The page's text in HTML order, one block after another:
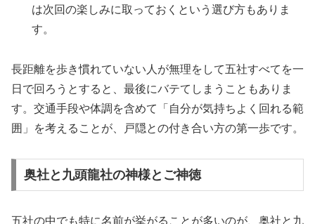
は次回の楽しみに取っておくという選び方もありま
す。
長距離を歩き慣れていない人が無理をして五社すべてを一
日で回ろうとすると、最後にバテてしまうこともありま
す。交通手段や体調を含めて「自分が気持ちよく回れる範
囲」を考えることが、戸隠との付き合い方の第一歩です。
奥社と九頭龍社の神様とご神徳
五社の中でも特に名前が挙がることが多いのが、奥社と九